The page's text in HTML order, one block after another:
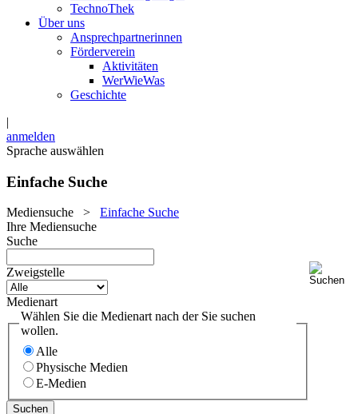
TechnoThek
Über uns
Ansprechpartnerinnen
Förderverein
Aktivitäten
WerWieWas
Geschichte
|
anmelden
Sprache auswählen
Einfache Suche
Mediensuche > Einfache Suche
Ihre Mediensuche
Suche
Zweigstelle
Medienart
Wählen Sie die Medienart nach der Sie suchen
wollen.
Alle
Physische Medien
E-Medien